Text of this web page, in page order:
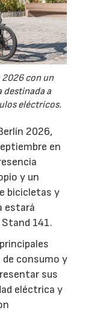
2026 con un
destinada a
eléctricos.
2026,
en
y un
bicicletas y
estará
Stand 141.
consumo y
sus
eléctrica y